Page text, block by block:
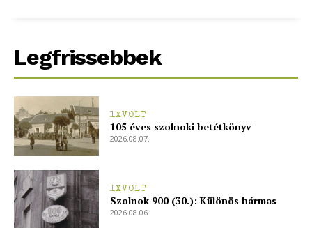
Legfrissebbek
1XVOLT
105 éves szolnoki betétkönyv
2026.08.07.
1XVOLT
Szolnok 900 (30.): Különös hármas
2026.08.06.